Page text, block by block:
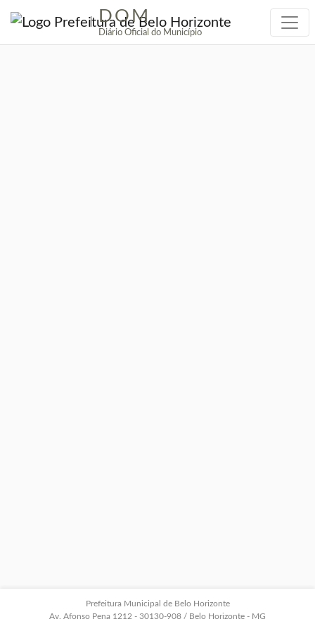
| DOM
Diário Oficial do Município
Prefeitura Municipal de Belo Horizonte
Av. Afonso Pena 1212 - 30130-908 / Belo Horizonte - MG